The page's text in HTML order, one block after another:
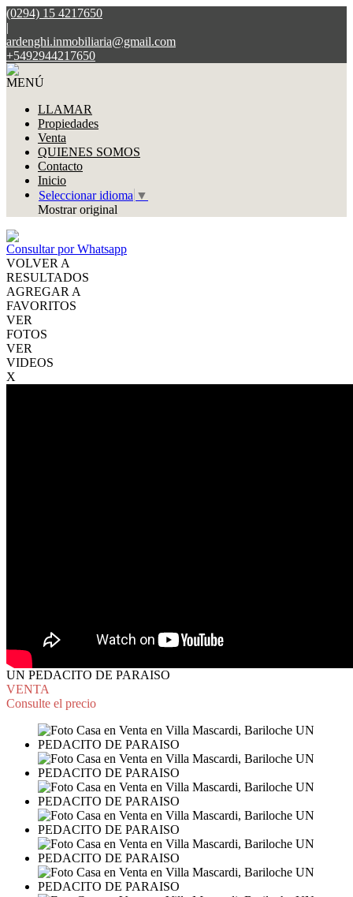
(0294) 15 4217650
|
ardenghi.inmobiliaria@gmail.com
+5492944217650
MENÚ
LLAMAR
Propiedades
Venta
QUIENES SOMOS
Contacto
Inicio
Seleccionar idioma ▼
Mostrar original
Consultar por Whatsapp
VOLVER A
RESULTADOS
AGREGAR A
FAVORITOS
VER
FOTOS
VER
VIDEOS
X
UN PEDACITO DE PARAISO
VENTA
Consulte el precio